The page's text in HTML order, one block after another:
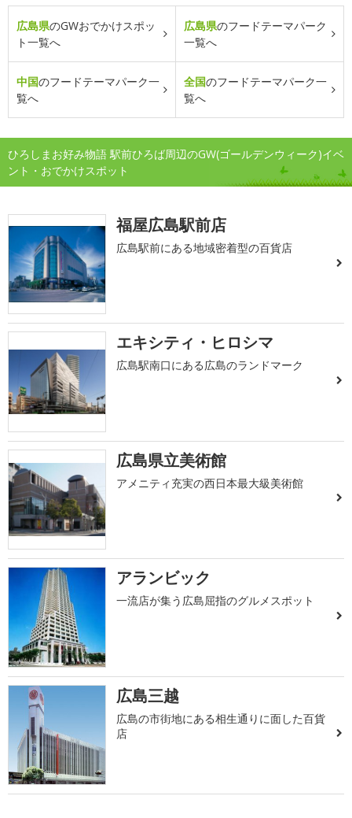
広島県のGWおでかけスポッ
ト一覧へ
広島県のフードテーマパーク
一覧へ
中国のフードテーマパーク一
覧へ
全国のフードテーマパーク一
覧へ
ひろしまお好み物語 駅前ひろば周辺のGW(ゴールデンウィーク)イベ
ント・おでかけスポット
福屋広島駅前店
広島駅前にある地域密着型の百貨店
エキシティ・ヒロシマ
広島駅南口にある広島のランドマーク
広島県立美術館
アメニティ充実の西日本最大級美術館
アランビック
一流店が集う広島屈指のグルメスポット
広島三越
広島の市街地にある相生通りに面した百貨
店